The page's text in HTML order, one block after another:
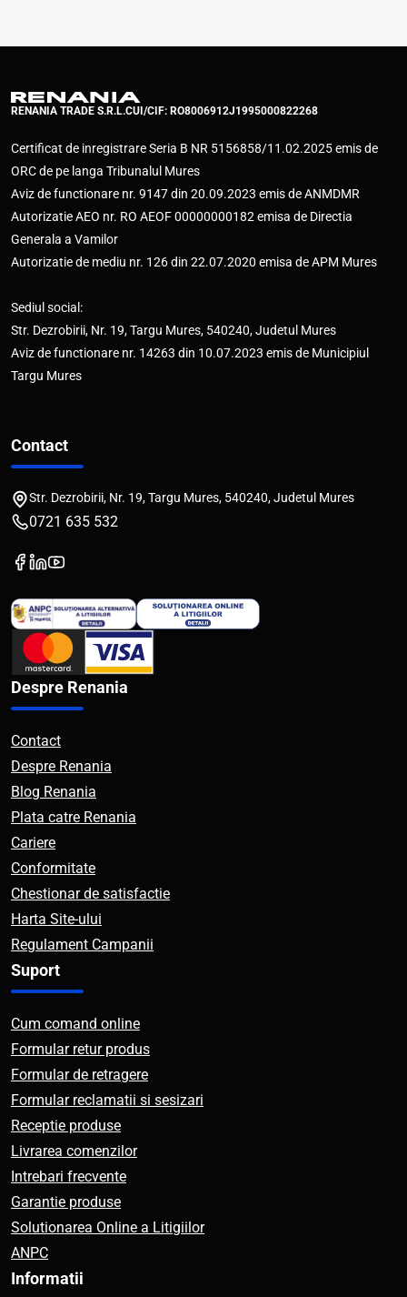
RENANIA TRADE S.R.L.CUI/CIF: RO8006912J1995000822268
Certificat de inregistrare Seria B NR 5156858/11.02.2025 emis de
ORC de pe langa Tribunalul Mures
Aviz de functionare nr. 9147 din 20.09.2023 emis de ANMDMR
Autorizatie AEO nr. RO AEOF 00000000182 emisa de Directia
Generala a Vamilor
Autorizatie de mediu nr. 126 din 22.07.2020 emisa de APM Mures
Sediul social:
Str. Dezrobirii, Nr. 19, Targu Mures, 540240, Judetul Mures
Aviz de functionare nr. 14263 din 10.07.2023 emis de Municipiul
Targu Mures
Contact
Str. Dezrobirii, Nr. 19, Targu Mures, 540240, Judetul Mures
0721 635 532
Despre Renania
Contact
Despre Renania
Blog Renania
Plata catre Renania
Cariere
Conformitate
Chestionar de satisfactie
Harta Site-ului
Regulament Campanii
Suport
Cum comand online
Formular retur produs
Formular de retragere
Formular reclamatii si sesizari
Receptie produse
Livrarea comenzilor
Intrebari frecvente
Garantie produse
Solutionarea Online a Litigiilor
ANPC
Informatii